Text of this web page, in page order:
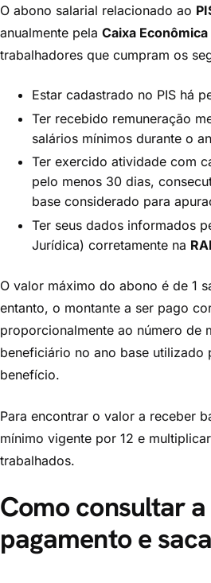
O abono salarial relacionado ao
anualmente pela Caixa
trabalhadores que cumpram os
Estar cadastrado no PIS há
Ter recebido remuneração
salários mínimos durante o
Ter exercido atividade com
pelo menos 30 dias,
base considerado para
Ter seus dados informados
Jurídica) corretamente na
O valor máximo do abono é de 1
entanto, o montante a ser pago
proporcionalmente ao número de
beneficiário no ano base utilizado
benefício.
Para encontrar o valor a receber
mínimo vigente por 12 e
trabalhados.
Como consultar
pagamento e